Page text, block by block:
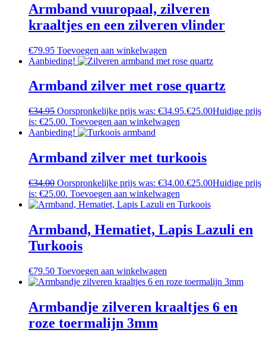
Armband vuuropaal, zilveren
kraaltjes en een zilveren vlinder
€79.95 Toevoegen aan winkelwagen
Aanbieding!
Armband zilver met rose quartz
€34.95 Oorspronkelijke prijs was: €34.95.€25.00Huidige prijs
is: €25.00. Toevoegen aan winkelwagen
Aanbieding!
Armband zilver met turkoois
€34.00 Oorspronkelijke prijs was: €34.00.€25.00Huidige prijs
is: €25.00. Toevoegen aan winkelwagen
Armband, Hematiet, Lapis Lazuli en
Turkoois
€79.50 Toevoegen aan winkelwagen
Armbandje zilveren kraaltjes 6 en
roze toermalijn 3mm